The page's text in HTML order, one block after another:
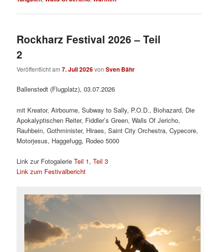
Rockharz Festival 2026 – Teil
2
Veröffentlicht am7. Juli 2026vonSven Bähr
Ballenstedt (Flugplatz), 03.07.2026
mit Kreator, Airbourne, Subway to Sally, P.O.D., Biohazard, Die
Apokalyptischen Reiter, Fiddler’s Green, Walls Of Jericho,
Rauhbein, Gothminister, Hiraes, Saint City Orchestra, Cypecore,
Motorjesus, Haggefugg, Rodeo 5000
Link zur FotogalerieTeil 1,Teil 3
Link zum Festivalbericht